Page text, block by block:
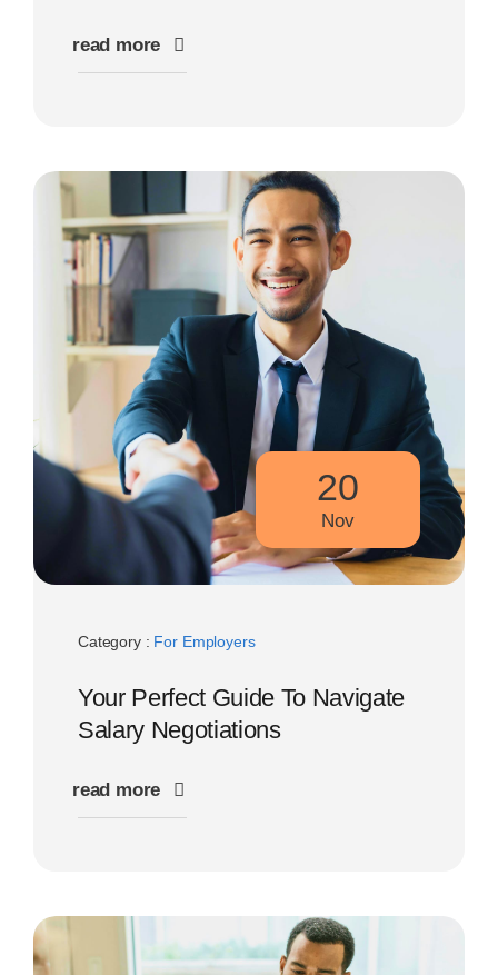
read more
20
Nov
Category : For Employers
Your Perfect Guide To Navigate
Salary Negotiations
read more